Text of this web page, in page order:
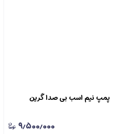
پمپ نیم اسب بی صدا گرین
۹٫۵۰۰٫۰۰۰